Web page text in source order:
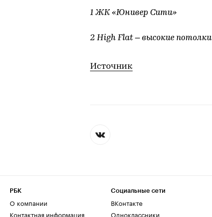
1 ЖК «Юнивер Сити»
2 High Flat – высокие потолки
Источник
РБК
О компании
Контактная информация
Социальные сети
ВКонтакте
Одноклассники